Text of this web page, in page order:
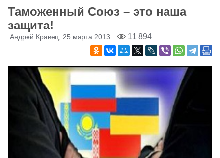
Таможенный Союз – это наша
защита!
Андрей Кравец , 25 марта 2013 11 894